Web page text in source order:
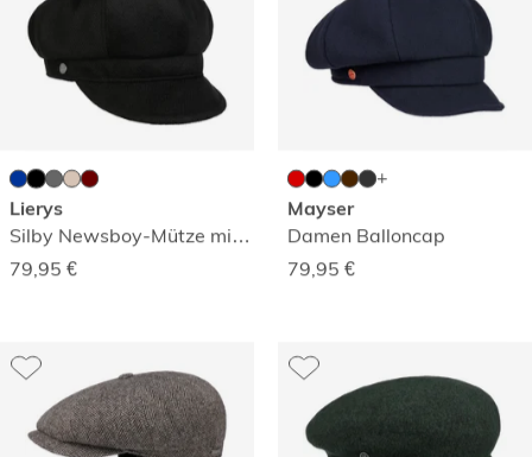
Lierys
Silby Newsboy-Mütze mit Kaschmir
79,95 €
Mayser
Damen Balloncap
79,95 €